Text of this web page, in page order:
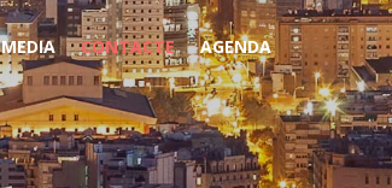
MEDIA CONTACTE AGENDA